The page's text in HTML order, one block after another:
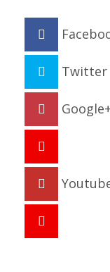
Twitter
Google+